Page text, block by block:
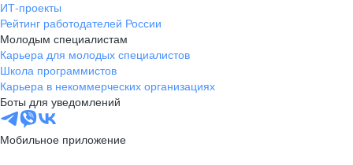
ИТ-проекты
Рейтинг работодателей России
Молодым специалистам
Карьера для молодых специалистов
Школа программистов
Карьера в некоммерческих организациях
Боты для уведомлений
Мобильное приложение